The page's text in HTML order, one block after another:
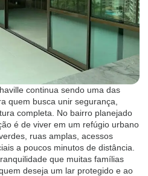
continua sendo uma das
quem busca unir segurança,
completa. No bairro planejado
é de viver em um refúgio urbano
ruas amplas, acessos
a poucos minutos de distância.
que muitas famílias
deseja um lar protegido e ao